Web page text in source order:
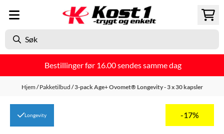
Hopp til innhold
Bestillinger før 16.00 sendes samme dag
Hjem/Pakketilbud /3-pack Age+ Ovomet® Longevity - 3 x 30 kapsler
-17%
Longevity